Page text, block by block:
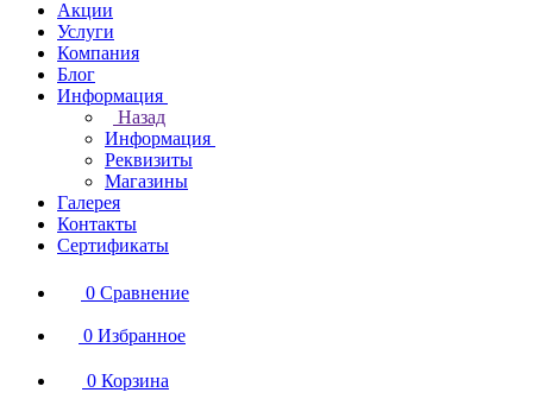
Акции
Услуги
Компания
Блог
Информация
Назад
Информация
Реквизиты
Магазины
Галерея
Контакты
Сертификаты
0 Сравнение
0 Избранное
0 Корзина